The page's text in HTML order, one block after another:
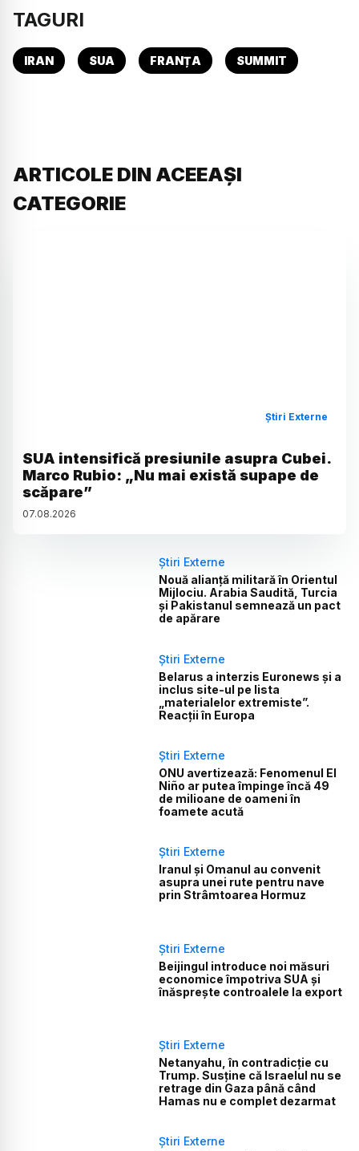
TAGURI
IRAN SUA FRANȚA SUMMIT
ARTICOLE DIN ACEEAȘI
CATEGORIE
Știri Externe
SUA intensifică presiunile asupra Cubei.
Marco Rubio: „Nu mai există supape de
scăpare”
07.08.2026
Știri Externe
Nouă alianță militară în Orientul
Mijlociu. Arabia Saudită, Turcia
și Pakistanul semnează un pact
de apărare
Știri Externe
Belarus a interzis Euronews și a
inclus site-ul pe lista
„materialelor extremiste”.
Reacții în Europa
Știri Externe
ONU avertizează: Fenomenul El
Niño ar putea împinge încă 49
de milioane de oameni în
foamete acută
Știri Externe
Iranul și Omanul au convenit
asupra unei rute pentru nave
prin Strâmtoarea Hormuz
Știri Externe
Beijingul introduce noi măsuri
economice împotriva SUA și
înăsprește controalele la export
Știri Externe
Netanyahu, în contradicție cu
Trump. Susține că Israelul nu se
retrage din Gaza până când
Hamas nu e complet dezarmat
Știri Externe